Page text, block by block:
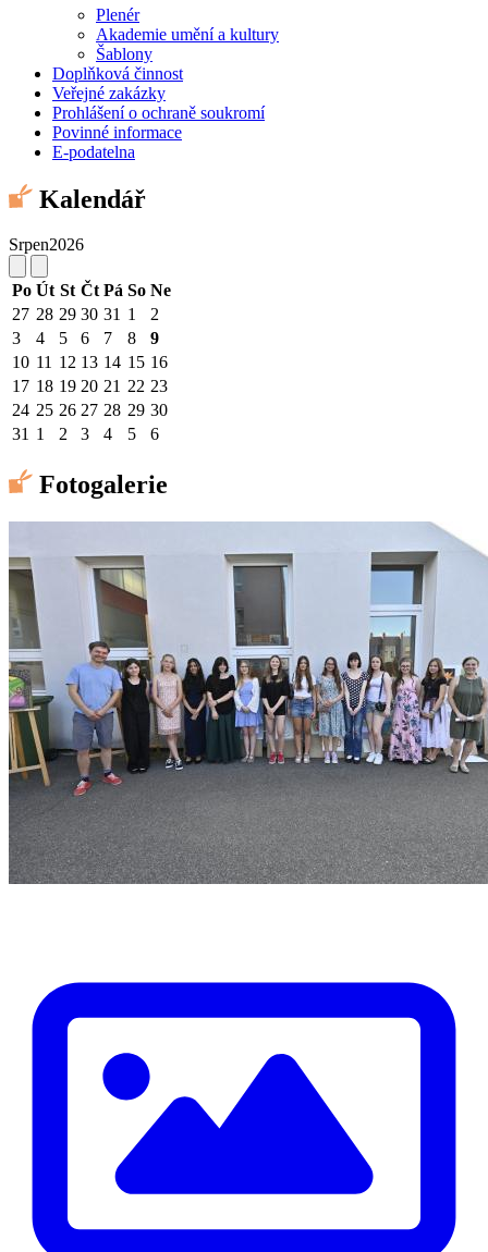
Plenér
Akademie umění a kultury
Šablony
Doplňková činnost
Veřejné zakázky
Prohlášení o ochraně soukromí
Povinné informace
E-podatelna
Kalendář
Srpen2026
Po Út St Čt Pá So Ne
27 28 29 30 31 1
2
3
4 5 6 7 8
9
10 11 12 13 14 15 16
17 18 19 20 21 22 23
24 25 26 27 28 29 30
31 1 2 3 4 5 6
Fotogalerie